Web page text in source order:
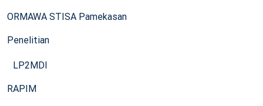
ORMAWA STISA Pamekasan
Penelitian
LP2MDI
RAPIM